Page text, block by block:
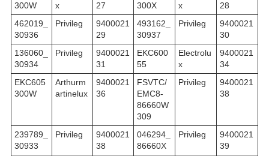
300W
x
27
300X
x
28
462019_
30936
Privileg
9400021
29
493162_
30937
Privileg
9400021
30
136060_
30934
Privileg
9400021
31
EKC600
55
Electrolu
x
9400021
34
EKC605
300W
Arthurm
artinelux
9400021
36
FSVTC/
EMC8-
86660W
309
Privileg
9400021
38
239789_
30933
Privileg
9400021
38
046294_
86660X
Privileg
9400021
39